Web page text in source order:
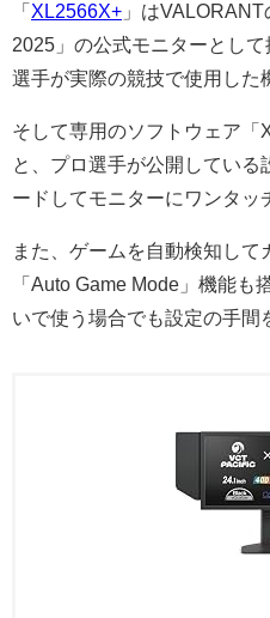
「 XL2566X+ 」は
2025」の公式モニターとし
選手が実際の競技で使用した
そして専用のソフトウェア「
と、プロ選手が公開している
ードしてモニターにワンタッ
また、ゲームを自動検知して
「Auto Game Mode」機能も
いで使う場合でも設定の手間